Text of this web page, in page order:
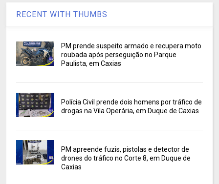
RECENT WITH THUMBS
PM prende suspeito armado e recupera moto
roubada após perseguição no Parque
Paulista, em Caxias
Polícia Civil prende dois homens por tráfico de
drogas na Vila Operária, em Duque de Caxias
PM apreende fuzis, pistolas e detector de
drones do tráfico no Corte 8, em Duque de
Caxias